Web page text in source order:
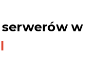
w